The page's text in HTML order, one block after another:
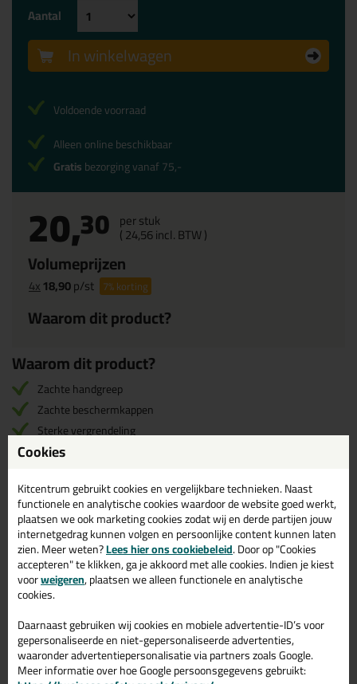
20,30 per stuk
(24,56incl. BTW )
Volumeprijzen
4x18,90p/st 7%korting
Waarom dit product?
Aantal
In winkelwagen
Voldoende voorraad
Alleen online beschikbaar
Gratisbezorging vanaf 75,-
Waarom dit product?
Zachte handgreep
Zachte beschermkappen
Sterke vergrendeling
Koudgewalst staal
Omschrijving Reviews (0)
Reviews voor:Stanley FATMAX
Spanklem - 400mm
Er zijn nog geen reviews geschreven voor Stanley FATMAX
Cookies
Kitcentrum gebruikt cookies en vergelijkbare technieken. Naast
functionele en analytische cookies waardoor de website goed werkt,
plaatsen we ook marketing cookies zodat wij en derde partijen jouw
internetgedrag kunnen volgen en persoonlijke content kunnen laten
zien. Meer weten?Lees hier ons cookiebeleid. Door op "Cookies
accepteren" te klikken, ga je akkoord met alle cookies. Indien je kiest
voorweigeren, plaatsen we alleen functionele en analytische
cookies.
Daarnaast gebruiken wij cookies en mobiele advertentie-ID’s voor
gepersonaliseerde en niet-gepersonaliseerde advertenties,
waaronder advertentiepersonalisatie via partners zoals Google.
Meer informatie over hoe Google persoonsgegevens gebruikt: